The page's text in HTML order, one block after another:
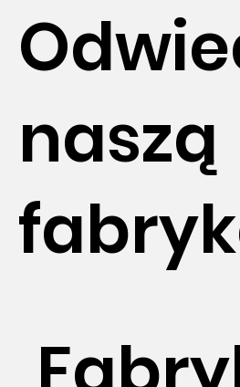
naszą